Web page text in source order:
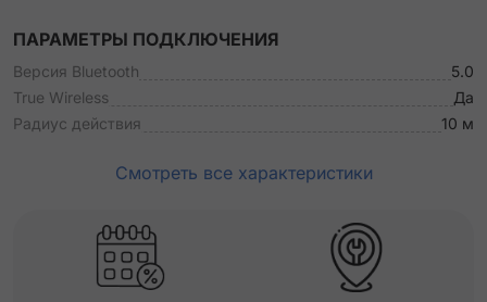
ПАРАМЕТРЫ ПОДКЛЮЧЕНИЯ
Версия Bluetooth
5.0
True Wireless
Да
Радиус действия
10 м
Смотреть все характеристики